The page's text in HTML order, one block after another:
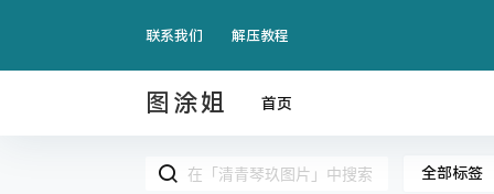
联系我们 解压教程
图涂姐 首页
全部标签